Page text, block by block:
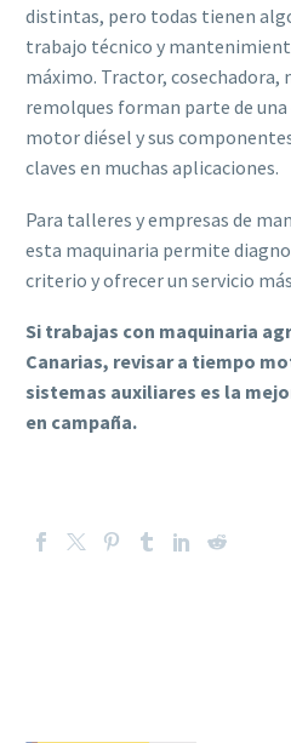
distintas, pero todas tienen
trabajo técnico y
máximo. Tractor,
remolques forman parte de
motor diésel y sus
claves en muchas aplicaciones.
Para talleres y empresas de
esta maquinaria permite
criterio y ofrecer un servicio
Si trabajas con maquinaria
Canarias, revisar a tiempo
sistemas auxiliares es la
en campaña.